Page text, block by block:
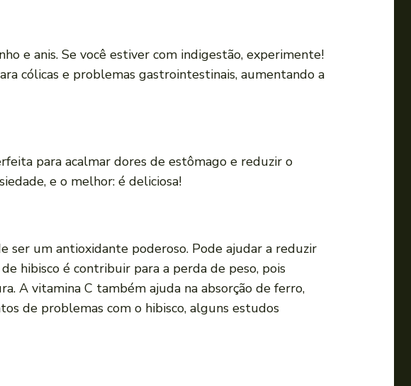
e anis. Se você estiver com indigestão, experimente!
cólicas e problemas gastrointestinais, aumentando a
para acalmar dores de estômago e reduzir o
e o melhor: é deliciosa!
ser um antioxidante poderoso. Pode ajudar a reduzir
hibisco é contribuir para a perda de peso, pois
A vitamina C também ajuda na absorção de ferro,
de problemas com o hibisco, alguns estudos